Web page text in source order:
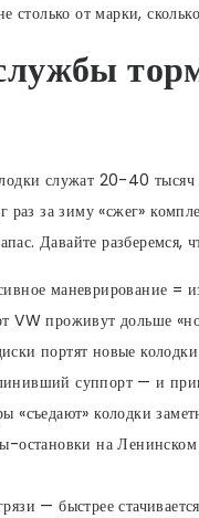
от марки,
служат 20-40 тысяч
за зиму «сжег»
Давайте разберемся,
маневрирование =
VW проживут дольше
портят новые
суппорт — и
«съедают» колодки
остановки на
— быстрее